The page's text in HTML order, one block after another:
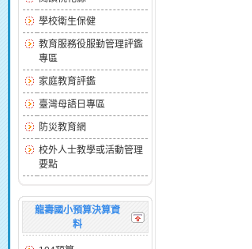
學校衛生保健
教育服務役服勤管理評鑑
專區
家庭教育評鑑
臺灣母語日專區
防災教育網
校外人士教學或活動管理
要點
龍壽國小預算決算資
料